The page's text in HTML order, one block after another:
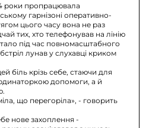
роки пропрацювала
гарнізоні оперативно-
цього часу вона не раз
тих, хто телефонував на лінію
під час повномасштабного
лунав у слухавці криком
біль крізь себе, стаючи для
допомоги, а й
що перегоріла», - говорить
нове захоплення -